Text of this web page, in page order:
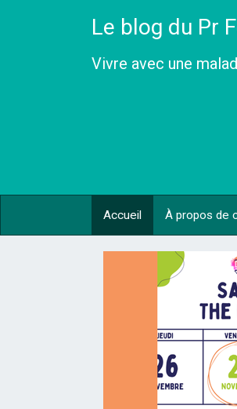
Le blog du Pr
Vivre avec une
Accueil À propos de